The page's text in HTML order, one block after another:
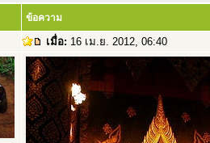
ข้อความ
เมื่อ: 16 เม.ย. 2012, 06:40